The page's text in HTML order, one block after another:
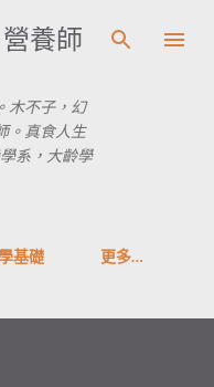
養師
木不子，幻
。真食人生
系，大齡學
基礎 更多…